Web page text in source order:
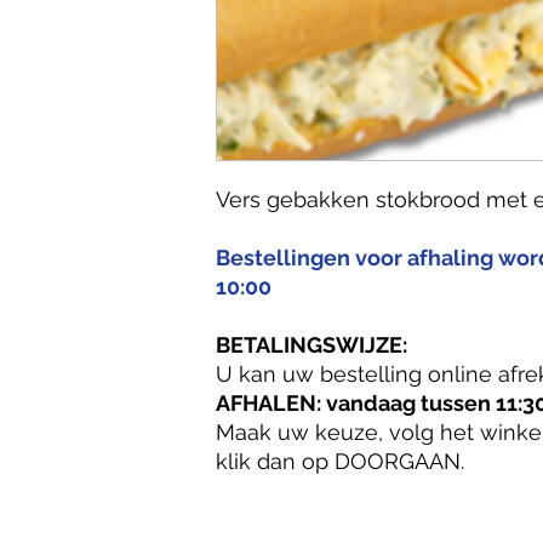
Vers gebakken stokbrood met
Bestellingen voor afhaling
10:00
BETALINGSWIJZE:
U kan uw bestelling online
AFHALEN: vandaag tussen
Maak uw keuze, volg het
klik dan op DOORGAAN.